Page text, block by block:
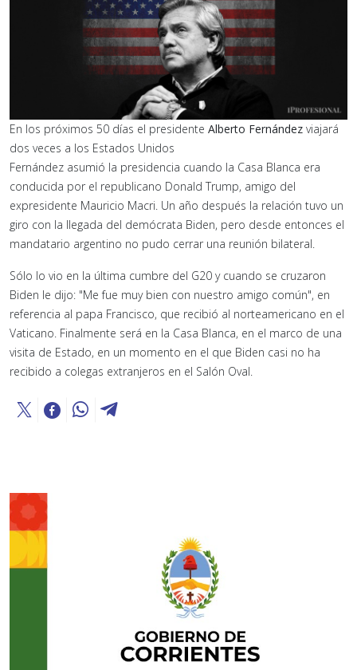
En los próximos 50 días el presidente Alberto Fernández viajará
dos veces a los Estados Unidos
Fernández asumió la presidencia cuando la Casa Blanca era
conducida por el republicano Donald Trump, amigo del
expresidente Mauricio Macri. Un año después la relación tuvo un
giro con la llegada del demócrata Biden, pero desde entonces el
mandatario argentino no pudo cerrar una reunión bilateral.
Sólo lo vio en la última cumbre del G20 y cuando se cruzaron
Biden le dijo: "Me fue muy bien con nuestro amigo común", en
referencia al papa Francisco, que recibió al norteamericano en el
Vaticano. Finalmente será en la Casa Blanca, en el marco de una
visita de Estado, en un momento en el que Biden casi no ha
recibido a colegas extranjeros en el Salón Oval.